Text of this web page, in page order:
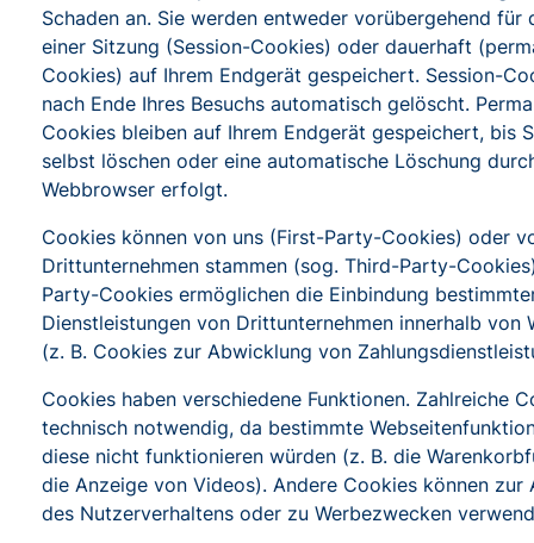
Schaden an. Sie werden entweder vorübergehend für
einer Sitzung (Session-Cookies) oder dauerhaft
Cookies) auf Ihrem Endgerät gespeichert. Session-
nach Ende Ihres Besuchs automatisch gelöscht.
Cookies bleiben auf Ihrem Endgerät gespeichert, bis
selbst löschen oder eine automatische Löschung
Webbrowser erfolgt.
Cookies können von uns (First-Party-Cookies) oder
Drittunternehmen stammen (sog. Third-Party-
Party-Cookies ermöglichen die Einbindung
Dienstleistungen von Drittunternehmen innerhalb von
(z. B. Cookies zur Abwicklung von
Cookies haben verschiedene Funktionen. Zahlreiche
technisch notwendig, da bestimmte
diese nicht funktionieren würden (z. B. die
die Anzeige von Videos). Andere Cookies können zur
des Nutzerverhaltens oder zu Werbezwecken